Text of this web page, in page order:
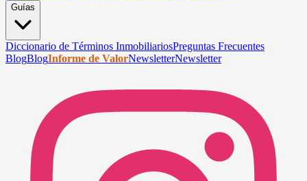
Guías
Diccionario de Términos InmobiliariosPreguntas Frecuentes
BlogBlogInforme de ValorNewsletterNewsletter